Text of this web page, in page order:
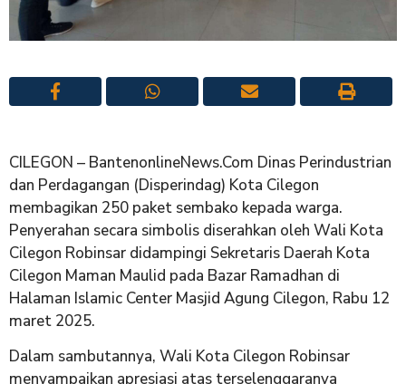
CILEGON – BantenonlineNews.Com Dinas Perindustrian
dan Perdagangan (Disperindag) Kota Cilegon
membagikan 250 paket sembako kepada warga.
Penyerahan secara simbolis diserahkan oleh Wali Kota
Cilegon Robinsar didampingi Sekretaris Daerah Kota
Cilegon Maman Maulid pada Bazar Ramadhan di
Halaman Islamic Center Masjid Agung Cilegon, Rabu 12
maret 2025.
Dalam sambutannya, Wali Kota Cilegon Robinsar
menyampaikan apresiasi atas terselenggaranya